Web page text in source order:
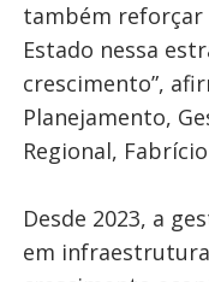
também reforçar
Estado nessa
crescimento”,
Planejamento,
Regional,
Desde 2023, a
em